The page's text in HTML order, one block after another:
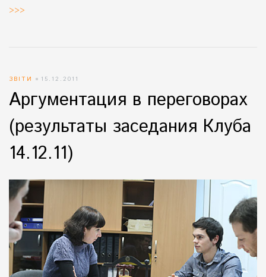
>>>
ЗВІТИ 15.12.2011
Аргументация в переговорах
(результаты заседания Клуба
14.12.11)